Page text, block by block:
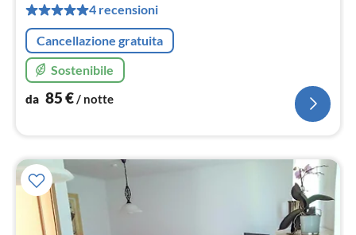
4 recensioni
Cancellazione gratuita
Sostenibile
da 85€/ notte